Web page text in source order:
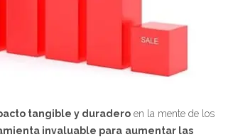
tangible y duradero en la mente de los
invaluable para aumentar las